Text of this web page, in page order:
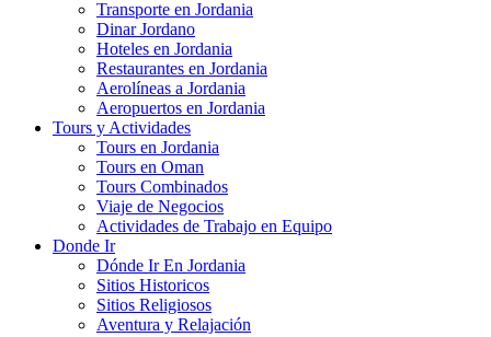
Transporte en Jordania
Dinar Jordano
Hoteles en Jordania
Restaurantes en Jordania
Aerolíneas a Jordania
Aeropuertos en Jordania
Tours y Actividades
Tours en Jordania
Tours en Oman
Tours Combinados
Viaje de Negocios
Actividades de Trabajo en Equipo
Donde Ir
Dónde Ir En Jordania
Sitios Historicos
Sitios Religiosos
Aventura y Relajación